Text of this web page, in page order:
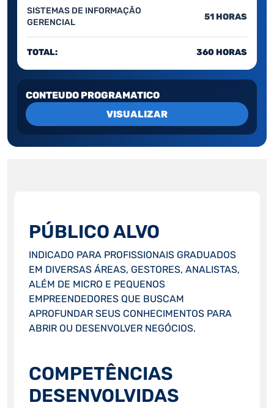
SISTEMAS DE INFORMAÇÃO
GERENCIAL
51 HORAS
TOTAL: 360 HORAS
CONTEUDO PROGRAMATICO
VISUALIZAR
PÚBLICO ALVO
INDICADO PARA PROFISSIONAIS GRADUADOS
EM DIVERSAS ÁREAS, GESTORES, ANALISTAS,
ALÉM DE MICRO E PEQUENOS
EMPREENDEDORES QUE BUSCAM
APROFUNDAR SEUS CONHECIMENTOS PARA
ABRIR OU DESENVOLVER NEGÓCIOS.
COMPETÊNCIAS
DESENVOLVIDAS